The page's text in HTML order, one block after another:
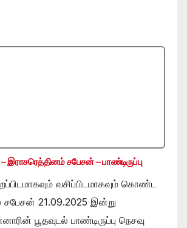
சபேசன் – பாண்டிருப்பு
வசிப்பிடமாகவும் கொண்ட
சபேசன் 21.09.2025 இன்று
பூதவுடல் பாண்டிருப்பு நெசவு